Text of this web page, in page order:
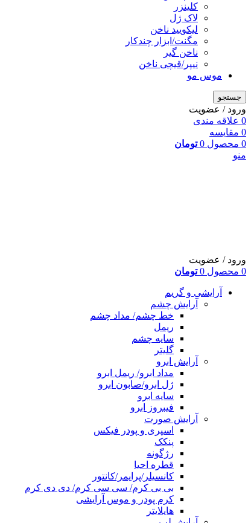
کلینزر
لاک ژل
لیکوييد ناخن
مگنت/ابزار چندکار
ناخن گیر
نیپر/قیچی ناخن
موس مو
جستجو
ورود / عضویت
0 علاقه مندی
0 مقایسه
0 محصول 0 تومان
منو
ورود / عضویت
0 محصول 0 تومان
آرایشی و گریم
آرایش چشم
خط چشم/ مداد چشم
ریمل
سایه چشم
گلیتر
آرایش ابرو
مداد ابرو/ ریمل ابرو
ژل ابرو/صابون ابرو
سایه ابرو
فیبروز ابرو
آرایش صورت
اسپری و پودر فیکس
پنکک
رژگونه
قطره احیا
کانسیلر/پرایمر/کانتور
بی بی کرم/ سی سی کرم/ دی دی کرم
کرم پودر و موس آرایشی
هایلایتر